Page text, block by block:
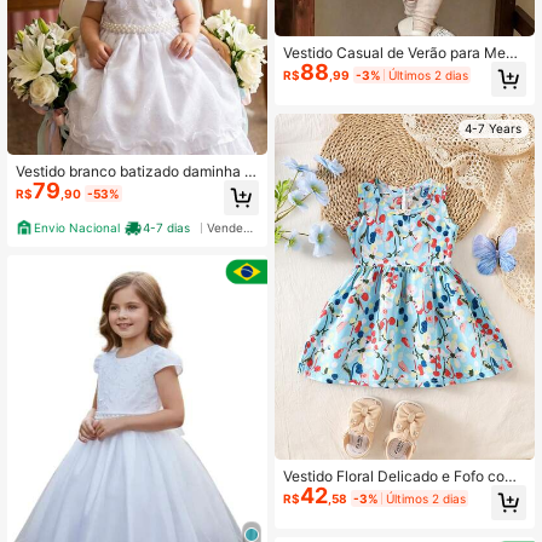
Vestido branco batizado daminha a
no novo infantil de festa tamanho 1
ao 4 056
R$79 ,90 -53%
Envio Nacional 4-7 dias
Vestido Casual de Verão para Meni
nas, Tecido de Malha Texturizada C
or Sólida Damasco, Decote Quadra
ochê 3D, Roupa Infantil Fofa e Doc
e para Primavera/Verão
R$88 ,99 -3% Últimos 2 dias
4-7 Years
Vestido Floral Delicado e Fofo com
Estampa de Flor de Cerejeira para
Meninas, Moda para Primavera/Ver
R$42 ,58 -3% Últimos 2 dias